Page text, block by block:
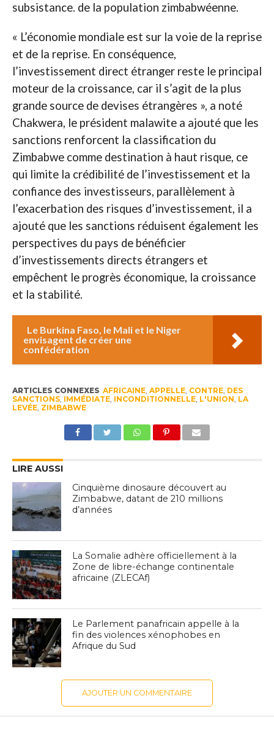
subsistance. de la population zimbabwéenne.
« L’économie mondiale est sur la voie de la reprise
et de la reprise. En conséquence,
l’investissement direct étranger reste le principal
moteur de la croissance, car il s’agit de la plus
grande source de devises étrangères », a noté
Chakwera, le président malawite a ajouté que les
sanctions renforcent la classification du
Zimbabwe comme destination à haut risque, ce
qui limite la crédibilité de l’investissement et la
confiance des investisseurs, parallèlement à
l’exacerbation des risques d’investissement, il a
ajouté que les sanctions réduisent également les
perspectives du pays de bénéficier
d’investissements directs étrangers et
empêchent le progrès économique, la croissance
et la stabilité.
Le Burkina Faso, le Mali et le Niger
envisagent de créer une
confédération
ARTICLES CONNEXES AFRICAINE, APPELLE, CONTRE, DES
SANCTIONS, IMMÉDIATE, INCONDITIONNELLE, L'UNION, LA
LEVÉE, ZIMBABWE
LIRE AUSSI
Cinquième dinosaure découvert au
Zimbabwe, datant de 210 millions
d’années
La Somalie adhère officiellement à la
Zone de libre-échange continentale
africaine (ZLECAf)
Le Parlement panafricain appelle à la
fin des violences xénophobes en
Afrique du Sud
AJOUTER UN COMMENTAIRE